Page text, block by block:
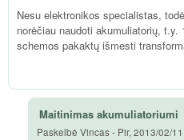
Nesu elektronikos specialistas,
norėčiau naudoti akumuliatorių,
schemos pakaktų išmesti
Maitinimas akumuliatoriumi
Paskelbė Vincas- Pir, 2013/02/